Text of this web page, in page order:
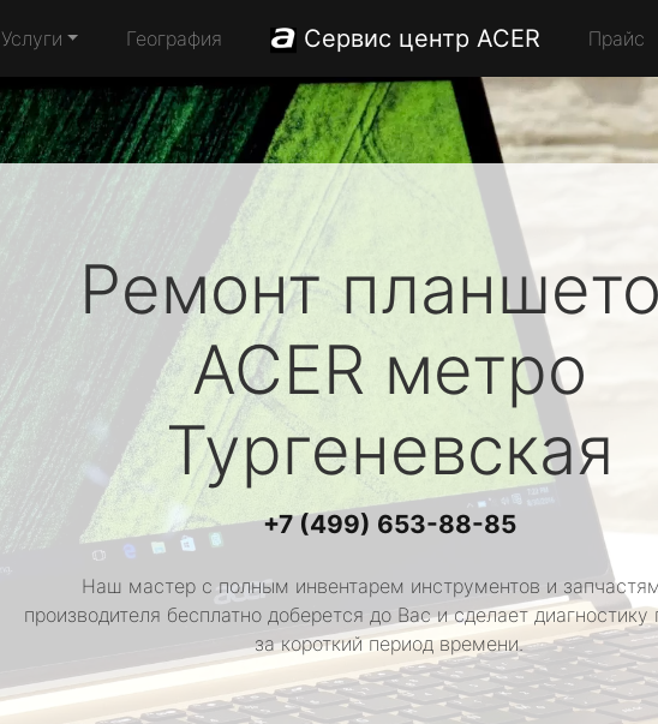
Услуги География Сервис центр ACER Прайс
Ремонт
ACER метро
Тургеневская
+7 (499) 653-88-85
Наш мастер с полным инвентарем инструментов и
производителя бесплатно доберется до Вас и сделает
за короткий период времени.